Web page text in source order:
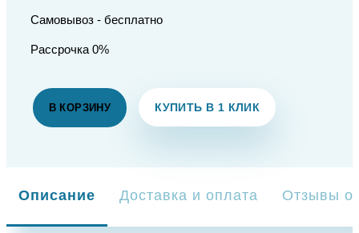
Самовывоз - бесплатно
Рассрочка 0%
В КОРЗИНУ КУПИТЬ В 1 КЛИК
Описание Доставка и оплата Отзывы о